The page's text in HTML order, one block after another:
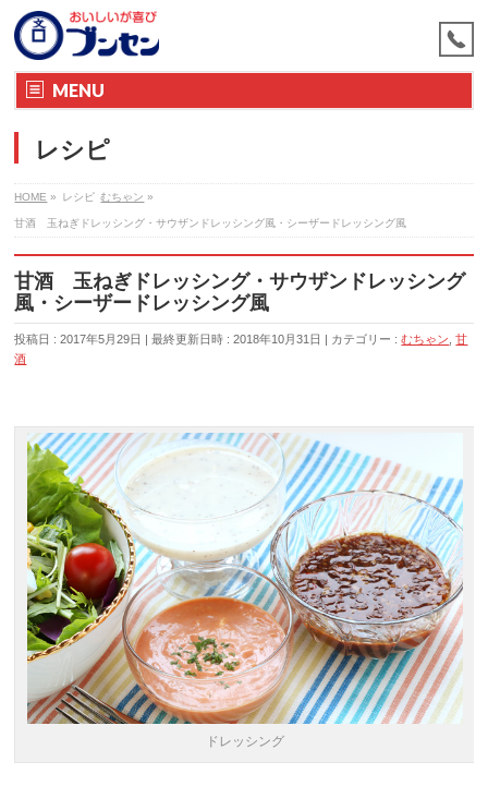
MENU
レシピ
HOME » レシピ むちゃン »
甘酒 玉ねぎドレッシング・サウザンドレッシング風・シーザードレッシング風
甘酒 玉ねぎドレッシング・サウザンドレッシング
風・シーザードレッシング風
投稿日 : 2017年5月29日 最終更新日時 : 2018年10月31日 カテゴリー :むちゃン ,甘
酒
ドレッシング